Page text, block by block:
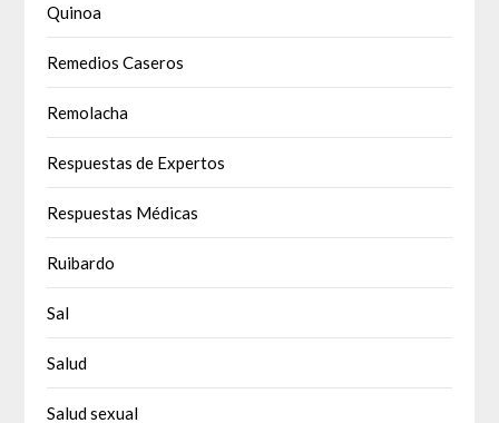
Quinoa
Remedios Caseros
Remolacha
Respuestas de Expertos
Respuestas Médicas
Ruibardo
Sal
Salud
Salud sexual